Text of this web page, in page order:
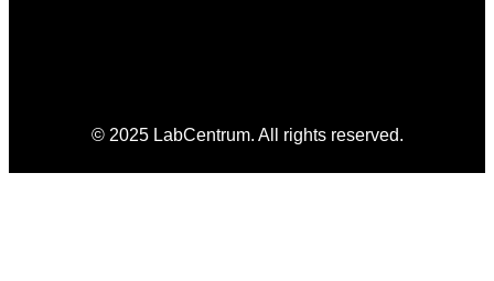
© 2025 LabCentrum. All rights reserved.